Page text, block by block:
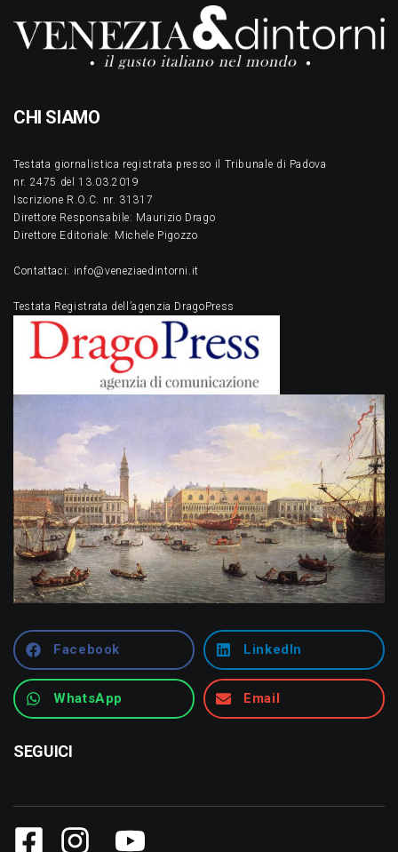
CHI SIAMO
Testata giornalistica registrata presso il Tribunale di Padova
nr. 2475 del 13.03.2019
Iscrizione R.O.C. nr. 31317
Direttore Responsabile: Maurizio Drago
Direttore Editoriale: Michele Pigozzo
Contattaci: info@veneziaedintorni.it
Testata Registrata dell’agenzia DragoPress
Facebook LinkedIn
WhatsApp Email
SEGUICI